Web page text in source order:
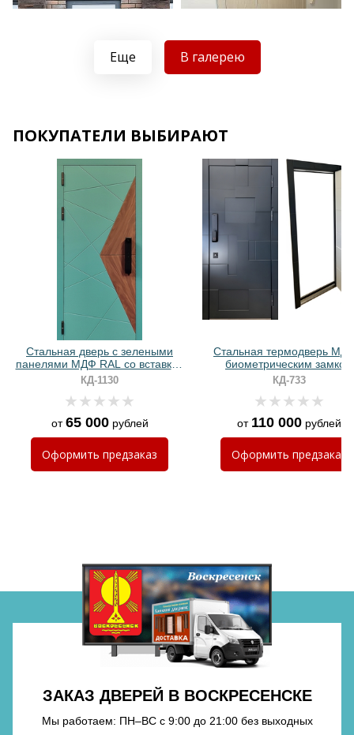
Хочу такую
Хочу такую
Хочу такую
Еще В галерею
ПОКУПАТЕЛИ ВЫБИРАЮТ
Стальная дверь с зелеными
панелями МДФ RAL со вставкой
ПВХ и биометрическим замком
КД-1130
от65 000рублей
Оформить предзаказ
Стальная термодверь
биометрическим замком
КД-733
от 110 000 рублей
Оформить предзаказ
ЗАКАЗ ДВЕРЕЙ В ВОСКРЕСЕНСКЕ
Мы работаем: ПН–ВС с 9:00 до 21:00 без выходных